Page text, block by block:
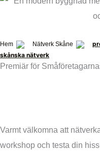
Hem Nätverk Skåne
skånska nätverk
Premiär för
Varmt välkomna att
workshop och testa din